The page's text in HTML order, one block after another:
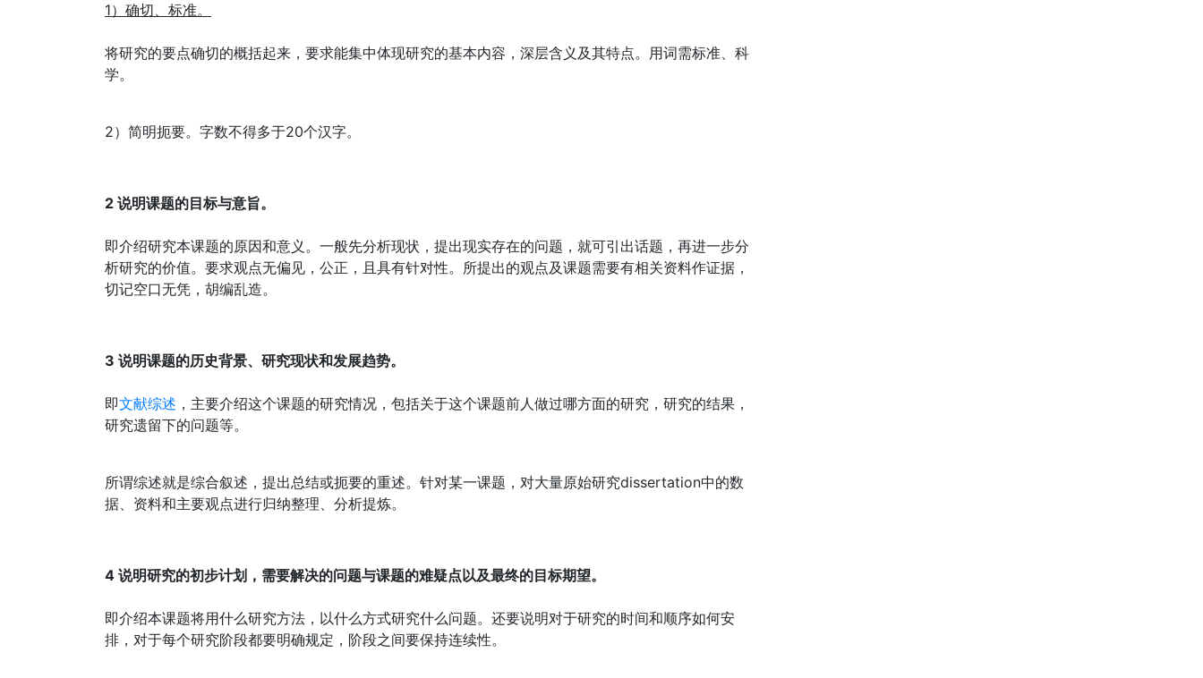
1）确切、标准。
将研究的要点确切的概括起来，要求能集中体现研究的基本内容，深层含义及其特点。用词需标准、科
学。
2）简明扼要。字数不得多于20个汉字。
2 说明课题的目标与意旨。
即介绍研究本课题的原因和意义。一般先分析现状，提出现实存在的问题，就可引出话题，再进一步分
析研究的价值。要求观点无偏见，公正，且具有针对性。所提出的观点及课题需要有相关资料作证据，
切记空口无凭，胡编乱造。
3 说明课题的历史背景、研究现状和发展趋势。
即文献综述 ，主要介绍这个课题的研究情况，包括关于这个课题前人做过哪方面的研究，研究的结果，
研究遗留下的问题等。
所谓综述就是综合叙述，提出总结或扼要的重述。针对某一课题，对大量原始研究dissertation中的数
据、资料和主要观点进行归纳整理、分析提炼。
4 说明研究的初步计划，需要解决的问题与课题的难疑点以及最终的目标期望。
即介绍本课题将用什么研究方法，以什么方式研究什么问题。还要说明对于研究的时间和顺序如何安
排，对于每个研究阶段都要明确规定，阶段之间要保持连续性。